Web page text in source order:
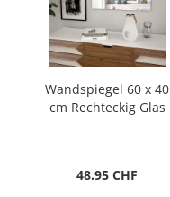
Wandspiegel 60 x 40
cm Rechteckig Glas
48.95 CHF